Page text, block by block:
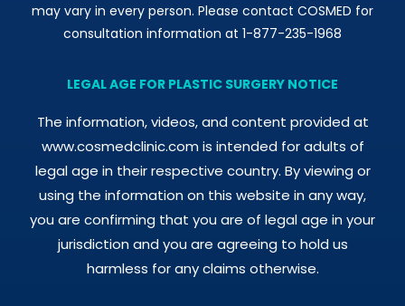
may vary in every person. Please contact COSMED for
consultation information at 1-877-235-1968
LEGAL AGE FOR PLASTIC SURGERY NOTICE
The information, videos, and content provided at
www.cosmedclinic.com is intended for adults of
legal age in their respective country. By viewing or
using the information on this website in any way,
you are confirming that you are of legal age in your
jurisdiction and you are agreeing to hold us
harmless for any claims otherwise.